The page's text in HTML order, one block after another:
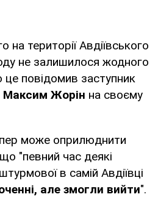
території Авдіївського
не залишилося жодного
повідомив заступник
Максим Жорін на своєму
може оприлюднити
"певний час деякі
в самій Авдіївці
але змогли вийти".